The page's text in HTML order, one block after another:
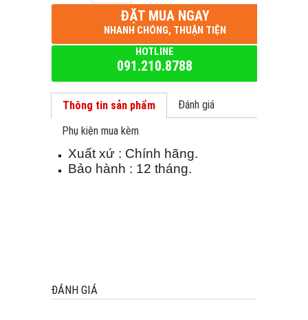
ĐẶT MUA NGAY
NHANH CHÓNG, THUẬN TIỆN
HOTLINE
091.210.8788
Thông tin sản phẩm
Đánh giá
Phụ kiện mua kèm
Xuất xứ : Chính hãng.
Bảo hành : 12 tháng.
ĐÁNH GIÁ